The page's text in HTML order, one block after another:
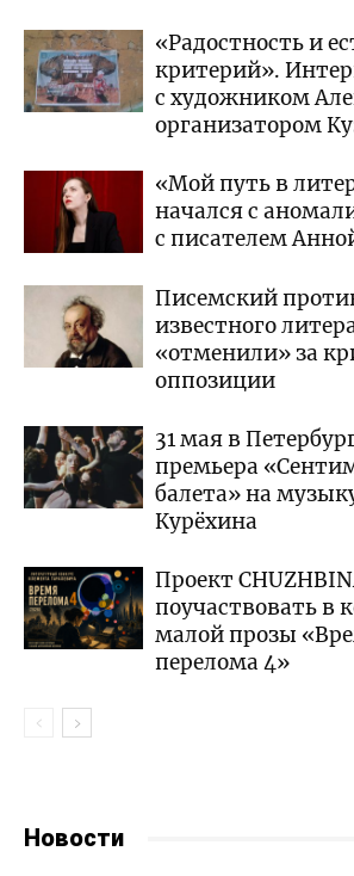
«Радостность и
критерий».
с художником
организатором
«Мой путь в
начался с
с писателем
Писемский
известного
«отменили» за
оппозиции
31 мая в
премьера
балета» на
Курёхина
Проект
поучаствовать в
малой прозы
перелома 4»
Новости